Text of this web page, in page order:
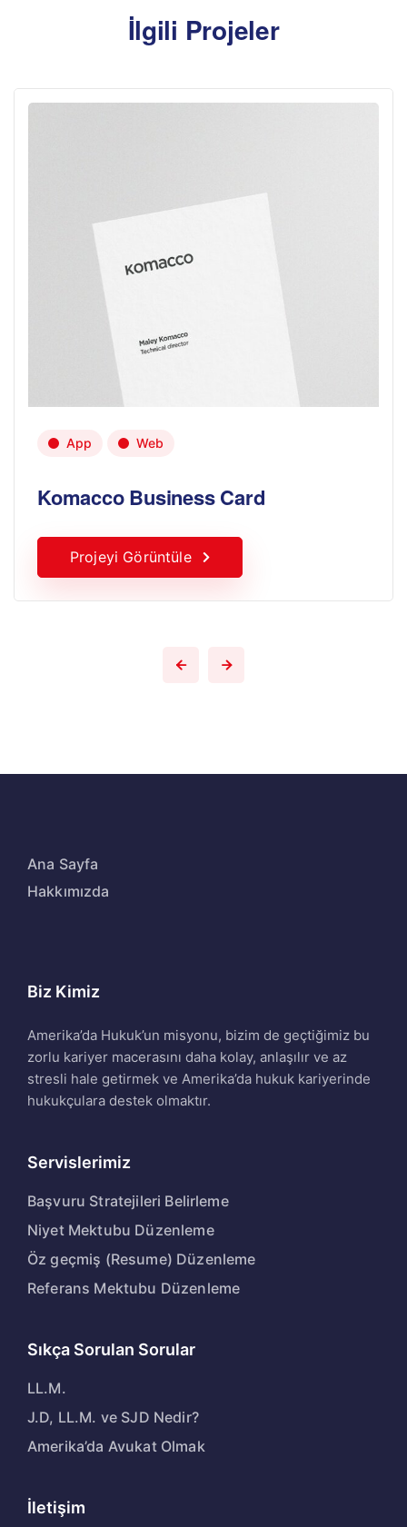
İlgili Projeler
App Web
Komacco Business Card
Projeyi Görüntüle
Ana Sayfa
Hakkımızda
Biz Kimiz
Amerika’da Hukuk’un misyonu, bizim de geçtiğimiz bu
zorlu kariyer macerasını daha kolay, anlaşılır ve az
stresli hale getirmek ve Amerika’da hukuk kariyerinde
hukukçulara destek olmaktır.
Servislerimiz
Başvuru Stratejileri Belirleme
Niyet Mektubu Düzenleme
Öz geçmiş (Resume) Düzenleme
Referans Mektubu Düzenleme
Sıkça Sorulan Sorular
LL.M.
J.D, LL.M. ve SJD Nedir?
Amerika’da Avukat Olmak
İletişim